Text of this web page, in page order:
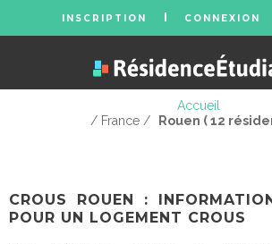
INSCRIPTION CONNEXION
Accueil
/ France /
Rouen ( 12
CROUS ROUEN :
POUR UN LOGEMENT CROUS